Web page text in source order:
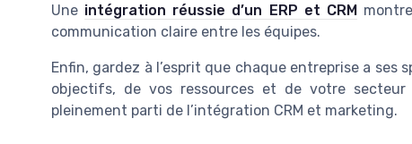
Une intégration réussie d’un ERP et CRM
communication claire entre les équipes.
Enfin, gardez à l’esprit que chaque entreprise a
objectifs, de vos ressources et de votre
pleinement parti de l’intégration CRM et marketing.